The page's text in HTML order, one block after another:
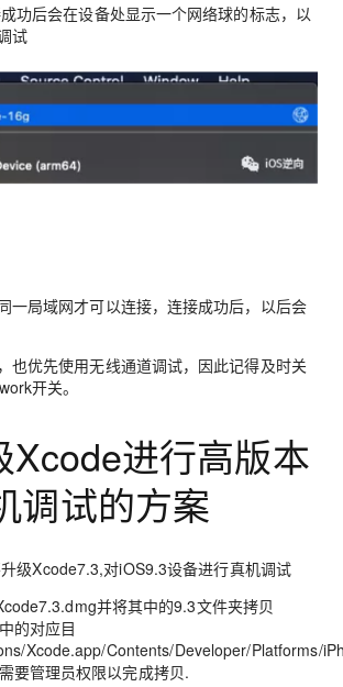
功后会在设备处显示一个网络球的标志，以
试
一局域网才可以连接，连接成功后，以后会
也优先使用无线通道调试，因此记得及时关
开关。
Xcode进行高版本
调试的方案
级Xcode7.3,对iOS9.3设备进行真机调试
并将其中的9.3文件夹拷贝
的对应目
Xcode.app/Contents/Developer/Platforms/
要管理员权限以完成拷贝.